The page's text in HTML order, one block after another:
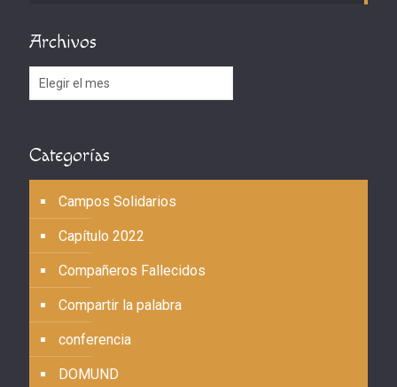
Archivos
Archivos
Categorías
Campos Solidarios
Capítulo 2022
Compañeros Fallecidos
Compartir la palabra
conferencia
DOMUND